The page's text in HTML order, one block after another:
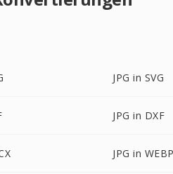
JPG in SVG
JPG in DXF
JPG in